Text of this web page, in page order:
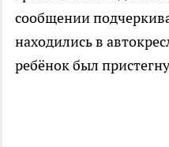
сообщении
находились в
ребёнок был